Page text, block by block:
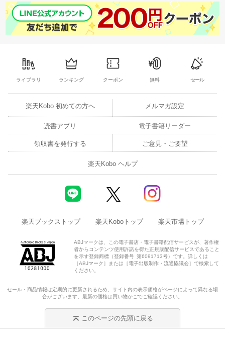
ライブラリ ランキング クーポン 無料 セール
楽天Kobo 初めての方へ メルマガ設定
読書アプリ 電子書籍リーダー
領収書を発行する ご意見・ご要望
楽天Kobo ヘルプ
楽天ブックストップ 楽天Koboトップ 楽天市場トップ
ABJマークは、この電子書店・電子書籍配信サービスが、著作権
者からコンテンツ使用許諾を得た正規版配信サービスであること
を示す登録商標（登録番号 第6091713号）です。詳しくは
［ABJマーク］または［電子出版制作・流通協議会］で検索して
ください。
セール・商品情報は定期的に更新されるため、サイト内の表示価格がページによって異なる場
合がございます。最新の価格は買い物かごでご確認ください。
このページの先頭に戻る